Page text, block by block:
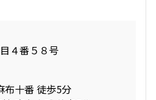
無
４番５８号
布十番 徒歩5分